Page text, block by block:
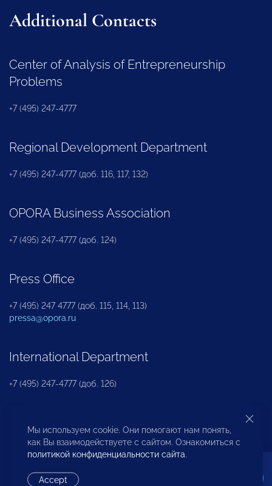
Additional Contacts
Center of Analysis of Entrepreneurship
Problems
+7 (495) 247-4777
Regional Development Department
+7 (495) 247-4777 (доб. 116, 117, 132)
OPORA Business Association
+7 (495) 247-4777 (доб. 124)
Press Office
+7 (495) 247 4777 (доб. 115, 114, 113)
pressa@opora.ru
International Department
+7 (495) 247-4777 (доб. 126)
Business and Investment Rights Protection
Department
Мы используем cookie. Они помогают нам понять,
как Вы взаимодействуете с сайтом. Ознакомиться с
политикой конфиденциальности сайта.
Accept